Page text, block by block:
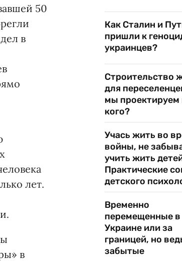
50
в
лет.
в
Как Сталин и
пришли к
украинцев?
Строительство
для
мы проектируем
кого?
Учась жить во
войны, не
учить жить
Практические
детского
Временно
перемещенные в
Украине или за
границей, но
забытые